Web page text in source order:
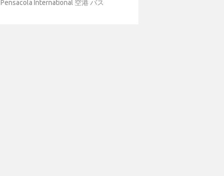
Pensacola International 空港 バス